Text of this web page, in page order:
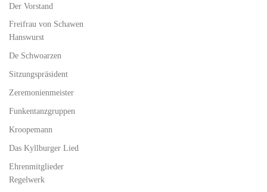
Der Vorstand
Freifrau von Schawen
Hanswurst
De Schwoarzen
Sitzungspräsident
Zeremonienmeister
Funkentanzgruppen
Kroopemann
Das Kyllburger Lied
Ehrenmitglieder
Regelwerk